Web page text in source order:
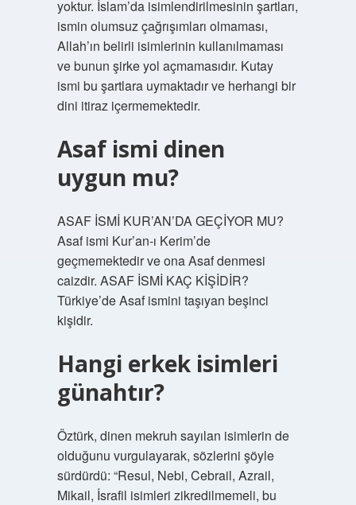
yoktur. İslam’da isimlendirilmesinin şartları,
ismin olumsuz çağrışımları olmaması,
Allah’ın belirli isimlerinin kullanılmaması
ve bunun şirke yol açmamasıdır. Kutay
ismi bu şartlara uymaktadır ve herhangi bir
dini itiraz içermemektedir.
Asaf ismi dinen
uygun mu?
ASAF İSMİ KUR’AN’DA GEÇİYOR MU?
Asaf ismi Kur’an-ı Kerim’de
geçmemektedir ve ona Asaf denmesi
caizdir. ASAF İSMİ KAÇ KİŞİDİR?
Türkiye’de Asaf ismini taşıyan beşinci
kişidir.
Hangi erkek isimleri
günahtır?
Öztürk, dinen mekruh sayılan isimlerin de
olduğunu vurgulayarak, sözlerini şöyle
sürdürdü: “Resul, Nebi, Cebrail, Azrail,
Mikail, İsrafil isimleri zikredilmemeli, bu